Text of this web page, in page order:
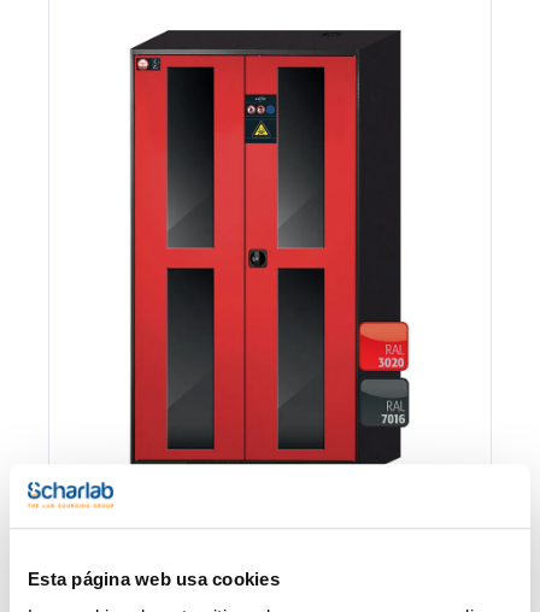
Esta página web usa cookies